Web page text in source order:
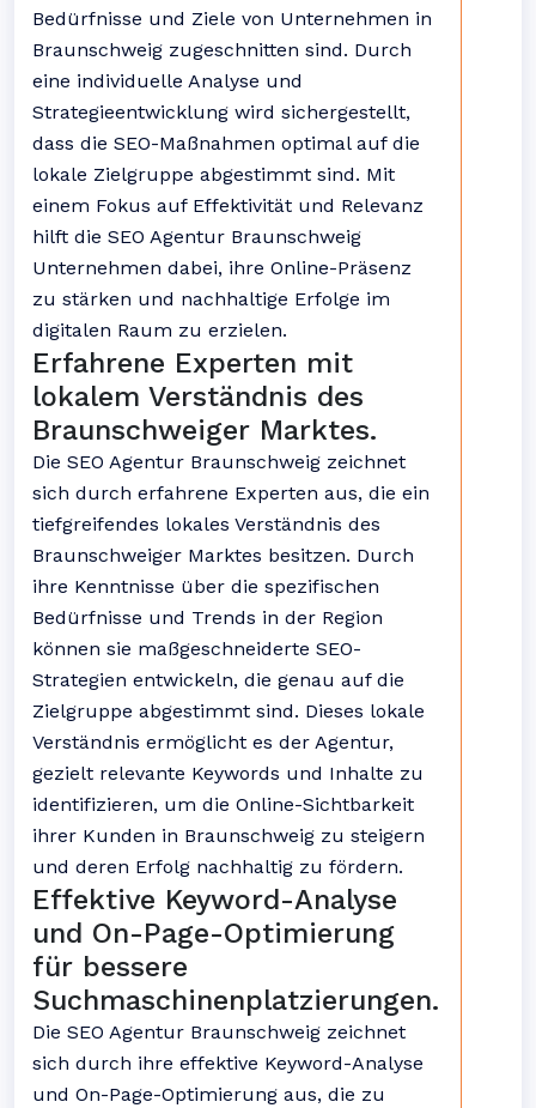
Bedürfnisse und Ziele von Unternehmen in
Braunschweig zugeschnitten sind. Durch
eine individuelle Analyse und
Strategieentwicklung wird sichergestellt,
dass die SEO-Maßnahmen optimal auf die
lokale Zielgruppe abgestimmt sind. Mit
einem Fokus auf Effektivität und Relevanz
hilft die SEO Agentur Braunschweig
Unternehmen dabei, ihre Online-Präsenz
zu stärken und nachhaltige Erfolge im
digitalen Raum zu erzielen.
Erfahrene Experten mit
lokalem Verständnis des
Braunschweiger Marktes.
Die SEO Agentur Braunschweig zeichnet
sich durch erfahrene Experten aus, die ein
tiefgreifendes lokales Verständnis des
Braunschweiger Marktes besitzen. Durch
ihre Kenntnisse über die spezifischen
Bedürfnisse und Trends in der Region
können sie maßgeschneiderte SEO-
Strategien entwickeln, die genau auf die
Zielgruppe abgestimmt sind. Dieses lokale
Verständnis ermöglicht es der Agentur,
gezielt relevante Keywords und Inhalte zu
identifizieren, um die Online-Sichtbarkeit
ihrer Kunden in Braunschweig zu steigern
und deren Erfolg nachhaltig zu fördern.
Effektive Keyword-Analyse
und On-Page-Optimierung
für bessere
Suchmaschinenplatzierungen.
Die SEO Agentur Braunschweig zeichnet
sich durch ihre effektive Keyword-Analyse
und On-Page-Optimierung aus, die zu